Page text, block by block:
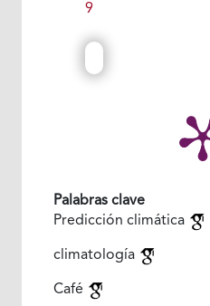
9
Palabras clave
Predicción climática
climatología
Café